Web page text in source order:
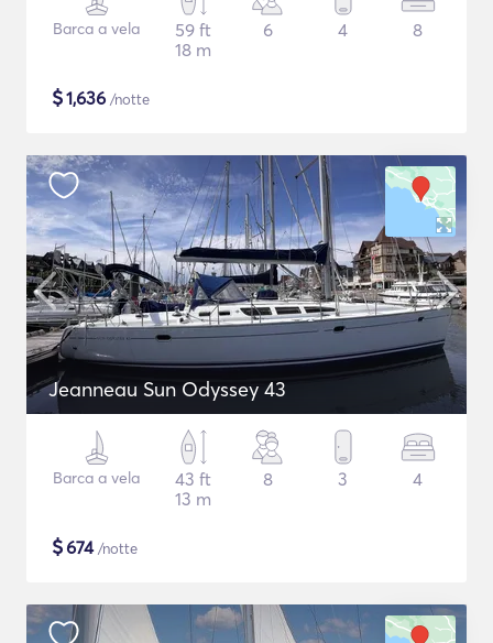
Barca a vela
59 ft
18 m
6 4 8
$1,636 /notte
Jeanneau Sun Odyssey 43
Barca a vela
43 ft
13 m
8 3 4
$674/notte